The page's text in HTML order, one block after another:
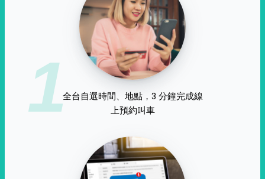
1全台自選時間、地點，3 分鐘完成線
上預約叫車